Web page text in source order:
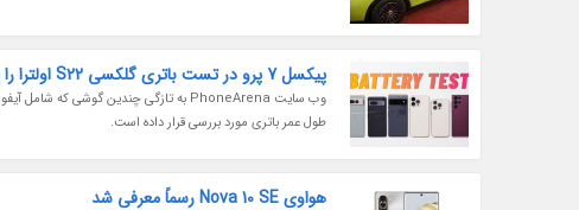
پیکسل 7 پرو در تست باتری گلکسی S22 اولترا را پشت سر گذاشت
طول عمر باتری مورد بررسی قرار داده است.
هواوی Nova 10 SE رسماً معرفی شد